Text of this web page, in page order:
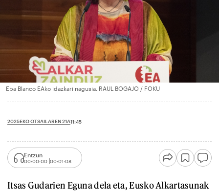
Eba Blanco EAko idazkari nagusia. RAUL BOGAJO / FOKU
2025EKO OTSAILAREN 21A11:45
Entzun
00:00:00 00:01:08
Itsas Gudarien Eguna dela eta, Eusko Alkartasunak